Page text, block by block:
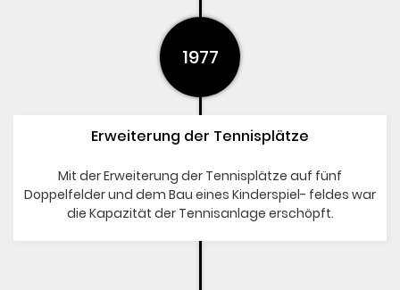
1977
Erweiterung der Tennisplätze
Mit der Erweiterung der Tennisplätze auf fünf
Doppelfelder und dem Bau eines Kinderspiel- feldes war
die Kapazität der Tennisanlage erschöpft.